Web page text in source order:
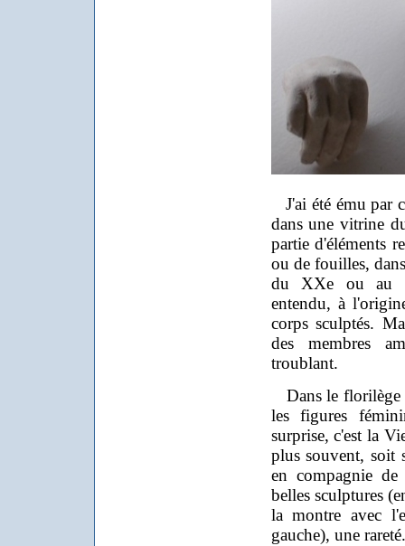
J'ai été ému par
dans une vitrine
partie d'éléments
ou de fouilles,
du XXe ou au
entendu, à
corps sculptés.
des membres
troublant.
Dans le florilège
les figures
surprise, c'est la
plus souvent, soit
en compagnie
belles sculptures
la montre avec
gauche), une rareté.